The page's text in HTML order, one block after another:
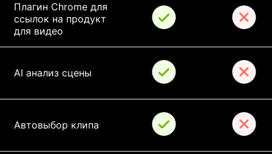
Плагин Chrome для
ссылок на продукт
для видео
AI анализ сцены
Автовыбор клипа